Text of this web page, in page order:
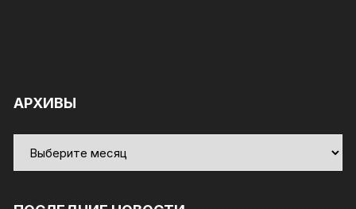
АРХИВЫ